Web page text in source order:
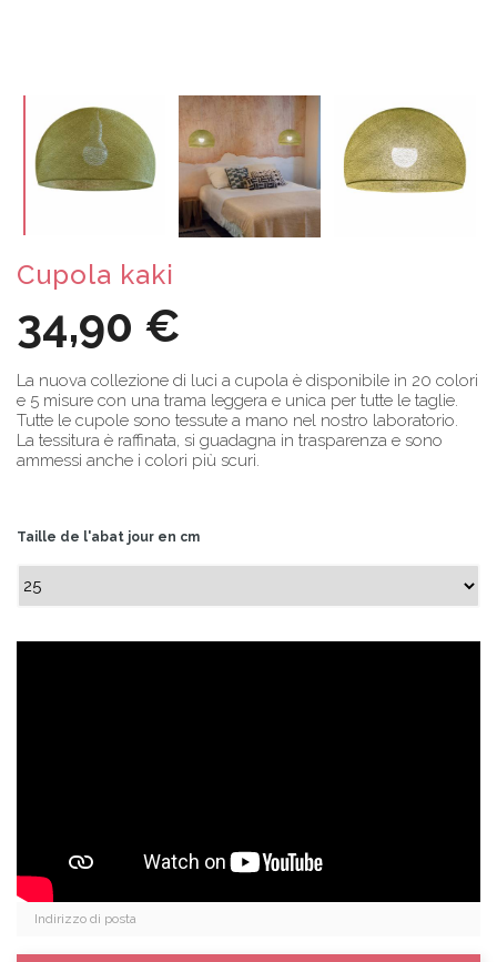
Cupola kaki
34,90 €
La nuova collezione di luci a cupola è disponibile in 20 colori
e 5 misure con una trama leggera e unica per tutte le taglie.
Tutte le cupole sono tessute a mano nel nostro laboratorio.
La tessitura è raffinata, si guadagna in trasparenza e sono
ammessi anche i colori più scuri.
Taille de l'abat jour en cm